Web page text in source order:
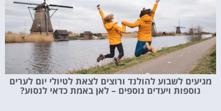
מגיעים לשבוע להולנד ורוצים לצאת לטיולי יום לערים
נוספות ויעדים נוספים – לאן באמת כדאי לנסוע?